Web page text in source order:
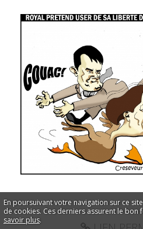
En poursuivant votre navigation sur ce
de cookies. Ces derniers assurent le bon
savoir plus.